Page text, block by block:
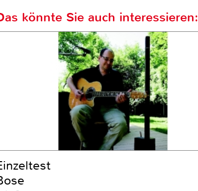
könnte Sie auch interessieren: